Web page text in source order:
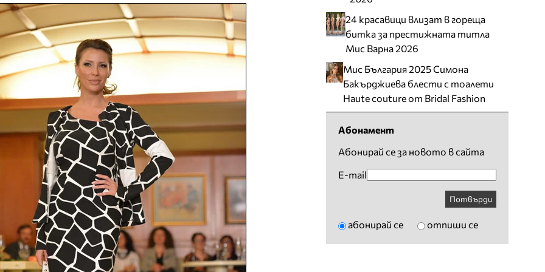
24 красавици влизат в гореща
битка за престижната титла
Мис Варна 2026
Мис България 2025 Симона
Бакърджиева блести с тоалети
Haute couture от Bridal Fashion
Абонамент
Абонирай се за новото в сайта
E-mail
Потвърди
абонирай се отпиши се